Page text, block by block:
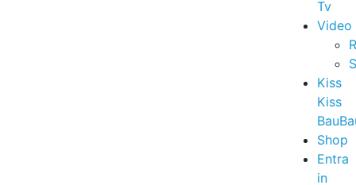
Tv
Video
Kiss
Kiss
Shop
Entra
in